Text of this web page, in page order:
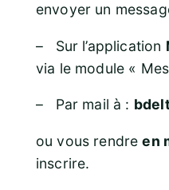
envoyer un
– Sur l’application
via le module «
– Par mail à :
ou vous rendreen
inscrire.